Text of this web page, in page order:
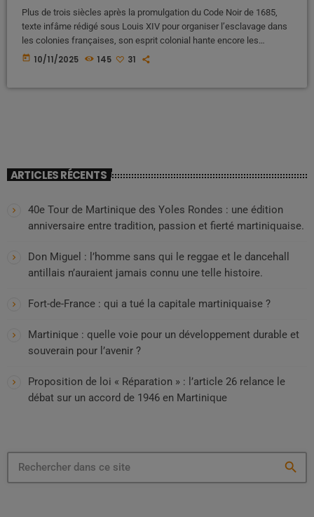
Plus de trois siècles après la promulgation du Code Noir de 1685,
texte infâme rédigé sous Louis XIV pour organiser l’esclavage dans
les colonies françaises, son esprit colonial hante encore les
Antilles.Les chaînes ont changé de forme, mais la soumission par
today 10/11/2025 145 31
ARTICLES RÉCENTS
40e Tour de Martinique des Yoles Rondes : une édition
anniversaire entre tradition, passion et fierté martiniquaise.
Don Miguel : l’homme sans qui le reggae et le dancehall
antillais n’auraient jamais connu une telle histoire.
Fort-de-France : qui a tué la capitale martiniquaise ?
Martinique : quelle voie pour un développement durable et
souverain pour l’avenir ?
Proposition de loi « Réparation » : l’article 26 relance le
débat sur un accord de 1946 en Martinique
search